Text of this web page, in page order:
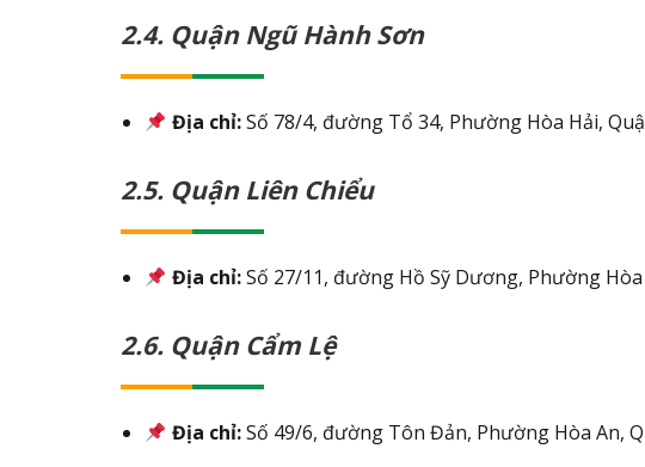
2.4. Quận Ngũ Hành Sơn
Địa chỉ:Số 78/4, đường Tổ 34, Phường Hòa Hải,
2.5. Quận Liên Chiểu
Địa chỉ:Số 27/11, đường Hồ Sỹ Dương, Phường
2.6. Quận Cẩm Lệ
Địa chỉ:Số 49/6, đường Tôn Đản, Phường Hòa An,